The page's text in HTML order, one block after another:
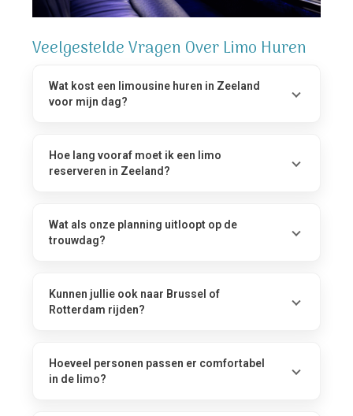
Veelgestelde Vragen Over Limo Huren
Wat kost een limousine huren in Zeeland
voor mijn dag?
Hoe lang vooraf moet ik een limo
reserveren in Zeeland?
Wat als onze planning uitloopt op de
trouwdag?
Kunnen jullie ook naar Brussel of
Rotterdam rijden?
Hoeveel personen passen er comfortabel
in de limo?